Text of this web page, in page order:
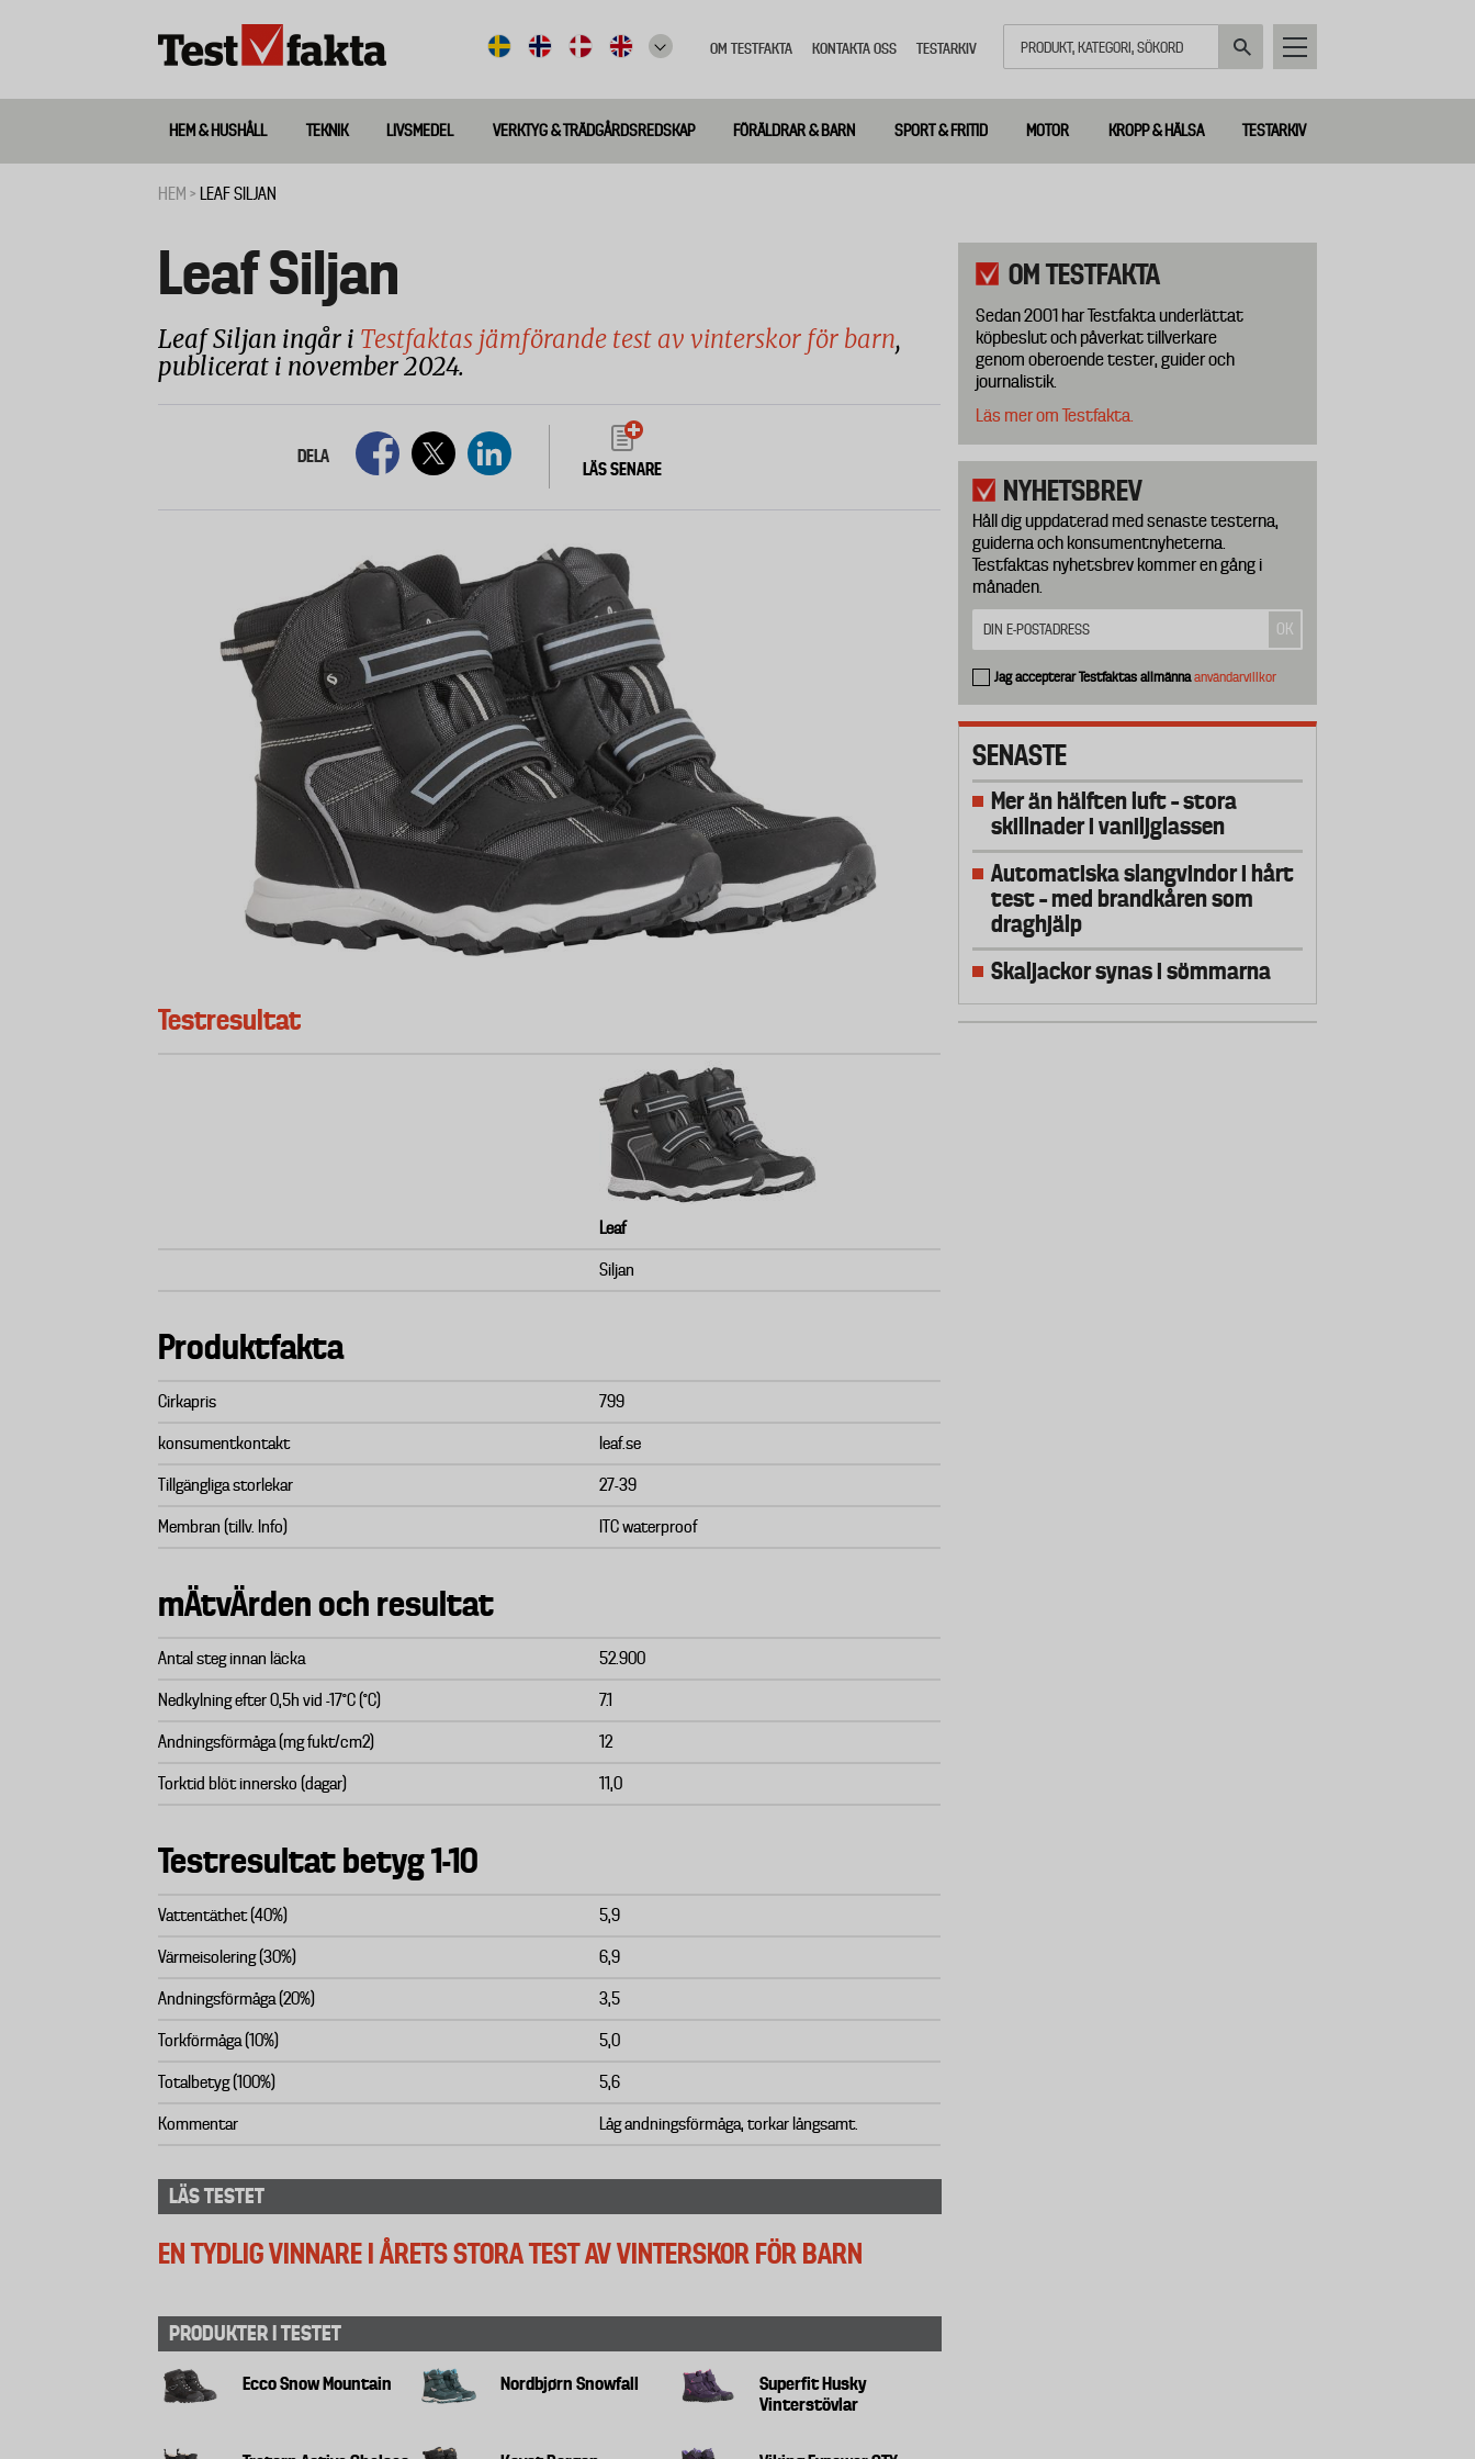
meny
OM TESTFAKTA KONTAKTA OSS TESTARKIV
Huvudmeny
ny
HEM & HUSHÅLL TEKNIK LIVSMEDEL VERKTYG & TRÄDGÅRDSREDSKAP FÖRÄLDRAR & BARN SPORT & FRITID MOTOR KROPP & HÄLSA TESTARKIV
HEM LEAF SILJAN
Leaf Siljan
Leaf Siljan ingår i Testfaktas jämförande test av vinterskor för barn,
publicerat i november 2024.
DELA
LÄS SENARE
Testresultat
Leaf
Siljan
Produktfakta
Cirkapris 799
konsumentkontakt leaf.se
Tillgängliga storlekar 27-39
Membran (tillv. Info) ITC waterproof
mÄtvÄrden och resultat
Antal steg innan läcka 52.900
Nedkylning efter 0,5h vid -17°C (°C) 7.1
Andningsförmåga (mg fukt/cm2) 12
Torktid blöt innersko (dagar) 11,0
Testresultat betyg 1-10
Vattentäthet (40%) 5,9
Värmeisolering (30%) 6,9
Andningsförmåga (20%) 3,5
Torkförmåga (10%) 5,0
Totalbetyg (100%) 5,6
Kommentar Låg andningsförmåga, torkar långsamt.
LÄS TESTET
EN TYDLIG VINNARE I ÅRETS STORA TEST AV VINTERSKOR FÖR BARN
PRODUKTER I TESTET
Ecco Snow Mountain Nordbjørn Snowfall
Superfit Husky
Vinterstövlar
OM TESTFAKTA
Sedan 2001 har Testfakta underlättat
köpbeslut och påverkat tillverkare
genom oberoende tester, guider och
journalistik.
Läs mer om Testfakta.
NYHETSBREV
Håll dig uppdaterad med senaste testerna,
guiderna och konsumentnyheterna.
Testfaktas nyhetsbrev kommer en gång i
månaden.
Jag accepterar Testfaktas allmännaanvändarvillkor
SENASTE
Mer än hälften luft – stora
skillnader i vaniljglassen
Automatiska slangvindor i hårt
test – med brandkåren som
draghjälp
Skaljackor synas i sömmarna